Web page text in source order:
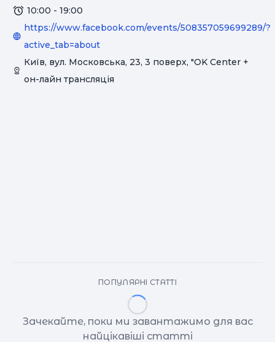
10:00 - 19:00
https://www.facebook.com/events/508357059699289/?
active_tab=about
Київ, вул. Московська, 23, 3 поверх, "OK Center +
он-лайн трансляція
ПОПУЛЯРНІ СТАТТІ
Зачекайте, поки ми завантажимо для вас
найцікавіші статті